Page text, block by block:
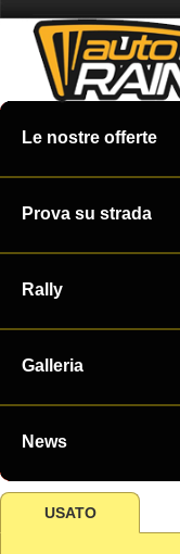
Le nostre offerte
Prova su strada
Rally
Galleria
News
USATO